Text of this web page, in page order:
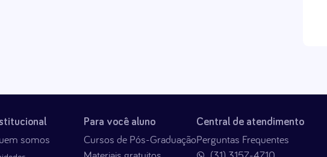
somos
Para você aluno
Cursos de Pós-Graduação
Central de atendimento
Perguntas Frequentes